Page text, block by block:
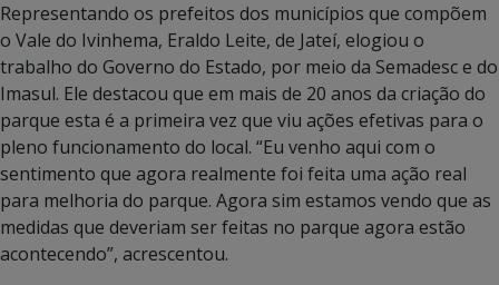
Representando os prefeitos dos municípios que compõem
o Vale do Ivinhema, Eraldo Leite, de Jateí, elogiou o
trabalho do Governo do Estado, por meio da Semadesc e do
Imasul. Ele destacou que em mais de 20 anos da criação do
parque esta é a primeira vez que viu ações efetivas para o
pleno funcionamento do local. “Eu venho aqui com o
sentimento que agora realmente foi feita uma ação real
para melhoria do parque. Agora sim estamos vendo que as
medidas que deveriam ser feitas no parque agora estão
acontecendo”, acrescentou.